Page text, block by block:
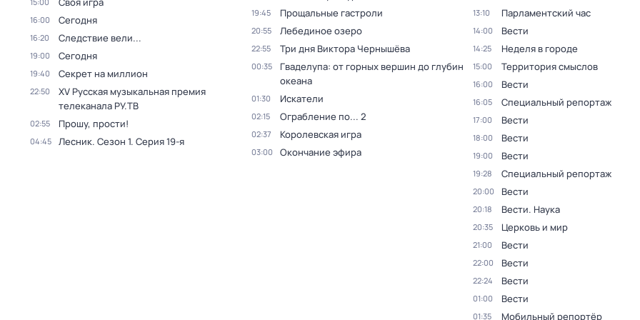
16:00 Сегодня
16:20 Следствие вели...
19:00 Сегодня
19:40 Секрет на миллион
22:50
XV Русская музыкальная премия
телеканала РУ.ТВ
02:55 Прошу, прости!
04:45 Лесник. Сезон 1. Серия 19-я
19:45 Прощальные гастроли
20:55 Лебединое озеро
22:55 Три дня Виктора Чернышёва
00:35
Гваделупа: от горных вершин до глубин
океана
01:30 Искатели
02:15 Ограбление по... 2
02:37 Королевская игра
03:00 Окончание эфира
13:10 Парламентский час
14:00 Вести
14:25 Неделя в городе
15:00 Территория смыслов
16:00 Вести
16:05 Специальный репортаж
17:00 Вести
18:00 Вести
19:00 Вести
19:28 Специальный репортаж
20:00 Вести
20:18 Вести. Наука
20:35 Церковь и мир
21:00 Вести
22:00 Вести
22:24 Вести
01:00 Вести
01:35 Мобильный репортёр